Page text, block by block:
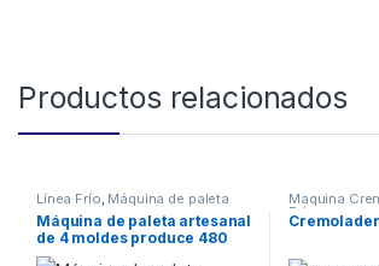
Productos relacionados
Línea Frío, Máquina de paleta
Máquina de paleta artesanal
de 4 moldes produce 480
paletas hora
Maquina
Frío